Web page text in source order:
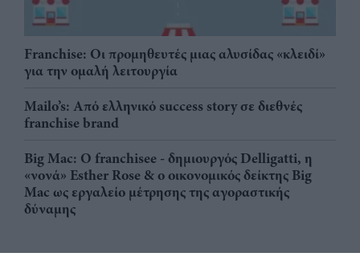
Franchise: Οι προμηθευτές μιας αλυσίδας «κλειδί»
για την ομαλή λειτουργία
Mailo’s: Από ελληνικό success story σε διεθνές
franchise brand
Big Mac: Ο franchisee - δημιουργός Delligatti, η
«νονά» Esther Rose & ο οικονομικός δείκτης Big
Mac ως εργαλείο μέτρησης της αγοραστικής
δύναμης